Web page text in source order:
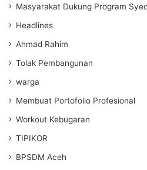
Masyarakat Dukung Program
Headlines
Ahmad Rahim
Tolak Pembangunan
warga
Membuat Portofolio Profesional
Workout Kebugaran
TIPIKOR
BPSDM Aceh